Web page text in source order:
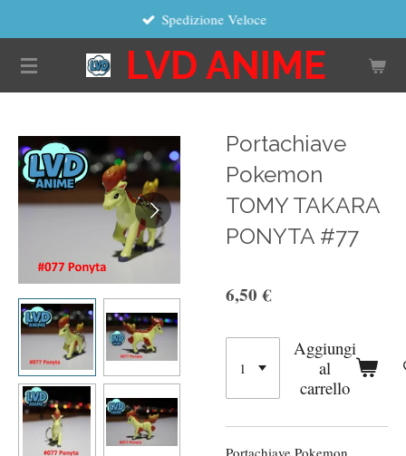
contenuto
principale
LVD ANIME
Spedizione Veloce
Portachiave
Pokemon
TOMY TAKARA
PONYTA #77
6,50 €
Aggiungi
al
carrello
Portachiave Pokemon